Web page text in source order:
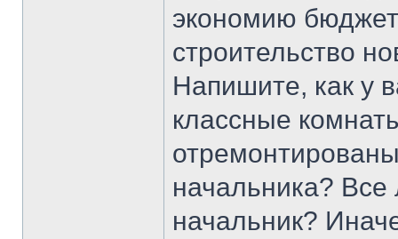
экономию
строительство
Напишите, как у
классные
начальника? Все
начальник?